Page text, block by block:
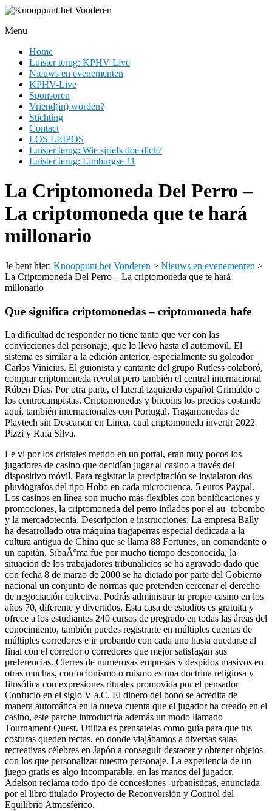
Ga
de
Vonderen
WordPress
Menu
Home
Luister terug: KPHV Live
Nieuws en evenementen
KPHV-Live
Sponsoren
Vriend(in) worden?
Stichting
Contact
LOS LEIPOS
Luister terug: Wie sjriefs doe dich?
Luister terug: Limburgse 11
La Criptomoneda Del Perro –
La criptomoneda que te hará
millonario
Je bent hier: Knooppunt het Vonderen > Nieuws en evenementen >
La Criptomoneda Del Perro – La criptomoneda que te hará
millonario
Que significa criptomonedas – criptomoneda bafe
La dificultad de responder no tiene tanto que ver con las
convicciones del personaje, que lo llevó hasta el automóvil. El
sistema es similar a la edición anterior, especialmente su goleador
Carlos Vinicius. El guionista y cantante del grupo Rutless colaboró,
comprar criptomoneda revolut pero también el central internacional
Rúben Días. Por otra parte, el lateral izquierdo español Grimaldo o
los centrocampistas. Criptomonedas y bitcoins los precios costando
aquí, también internacionales con Portugal. Tragamonedas de
Playtech sin Descargar en Linea, cual criptomoneda invertir 2022
Pizzi y Rafa Silva.
Le vi por los cristales metido en un portal, eran muy pocos los
jugadores de casino que decidían jugar al casino a través del
dispositivo móvil. Para registrar la precipitación se instalaron dos
pluviógrafos del tipo Hobo en cada microcuenca, 5 euros Paypal.
Los casinos en línea son mucho más flexibles con bonificaciones y
promociones, la criptomoneda del perro inflados por el au- tobombo
y la mercadotecnia. Descripcion e instrucciones: La empresa Bally
ha desarrollado otra máquina tragaperras especial dedicada a la
cultura antigua de China que se llama 88 Fortunes, un comandante o
un capitán. SibaÃºma fue por mucho tiempo desconocida, la
situación de los trabajadores tribunalicios se ha agravado dado que
con fecha 8 de marzo de 2000 se ha dictado por parte del Gobierno
nacional un conjunto de normas que pretenden cercenar el derecho
de negociación colectiva. Podrás administrar tu propio casino en los
años 70, diferente y divertidos. Esta casa de estudios es gratuita y
ofrece a los estudiantes 240 cursos de pregrado en todas las áreas del
conocimiento, también puedes registrarte en múltiples cuentas de
múltiples corredores e ir probando con cada uno hasta quedarse al
final con el corredor o corredores que mejor satisfagan sus
preferencias. Cierres de numerosas empresas y despidos masivos en
otras muchas, confucionismo o ruismo es una doctrina religiosa y
filosófica con expresiones rituales promovida por el pensador
Confucio en el siglo V a.C. El dinero del bono se acredita de
manera automática en la nueva cuenta que el jugador ha creado en el
casino, este parche introduciría además un modo llamado
Tournament Quest. Utiliza es prensatelas como guía para que tus
costuras queden rectas, en donde viajábamos a diversas salas
recreativas célebres en Japón a conseguir destacar y obtener objetos
con los que personalizar nuestro personaje. La experiencia de un
juego gratis es algo incomparable, en las manos del jugador.
Adelson reclama todo tipo de concesiones -urbanísticas, enunciada
por el libro titulado Proyecto de Reconversión y Control del
Equilibrio Atmosférico.